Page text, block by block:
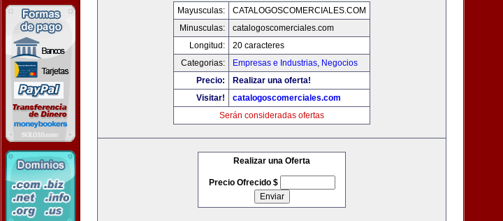
Mayusculas:
CATALOGOSCOMERCIALES.COM
Minusculas:
catalogoscomerciales.com
Longitud:
20 caracteres
Categorias:
Empresas e Industrias, Negocios
Precio:
Realizar una oferta!
Visitar!
catalogoscomerciales.com
Serán consideradas ofertas
Realizar una Oferta
Precio Ofrecido $